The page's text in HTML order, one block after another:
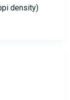
density)